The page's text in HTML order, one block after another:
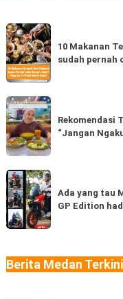
10
Makanan
Terenak
Ternama
dari
Thailand,
kamu
sudah
coba
berapa
jenis?
10 Makanan
sudah pernah
Rekomendasi
Thai
Food
Asli
Thailand
di
Medan
“Jangan
Sudah
Makan
Rekomendasi
“Jangan
Ada
yang
tau
MotoGP?
SR-
GT
Ada yang tau
GP Edition
Berita Medan Terkini